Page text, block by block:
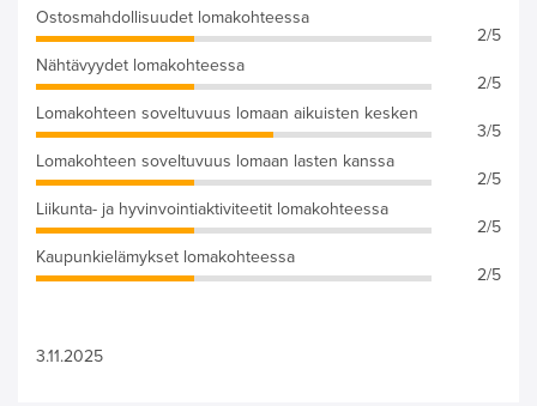
Ostosmahdollisuudet lomakohteessa
2/5
Nähtävyydet lomakohteessa
2/5
Lomakohteen soveltuvuus lomaan aikuisten kesken
3/5
Lomakohteen soveltuvuus lomaan lasten kanssa
2/5
Liikunta- ja hyvinvointiaktiviteetit lomakohteessa
2/5
Kaupunkielämykset lomakohteessa
2/5
3.11.2025